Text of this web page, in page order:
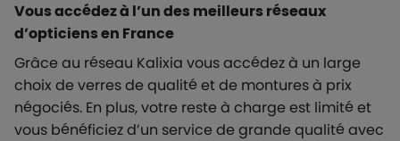
Vous accédez à l’un des meilleurs réseaux
d’opticiens en France
Grâce au réseau Kalixia vous accédez à un large
choix de verres de qualité et de montures à prix
négociés. En plus, votre reste à charge est limité et
vous bénéficiez d’un service de grande qualité avec